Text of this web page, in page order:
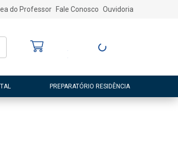
do Professor Fale Conosco Ouvidoria
Entre ou Cadastre-
PREPARATÓRIO RESIDÊNCIA